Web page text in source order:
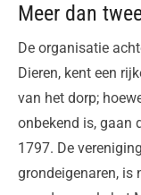
Meer dan
De organisatie
Dieren, kent een
van het dorp;
onbekend is, gaan
1797. De
grondeigenaren, is